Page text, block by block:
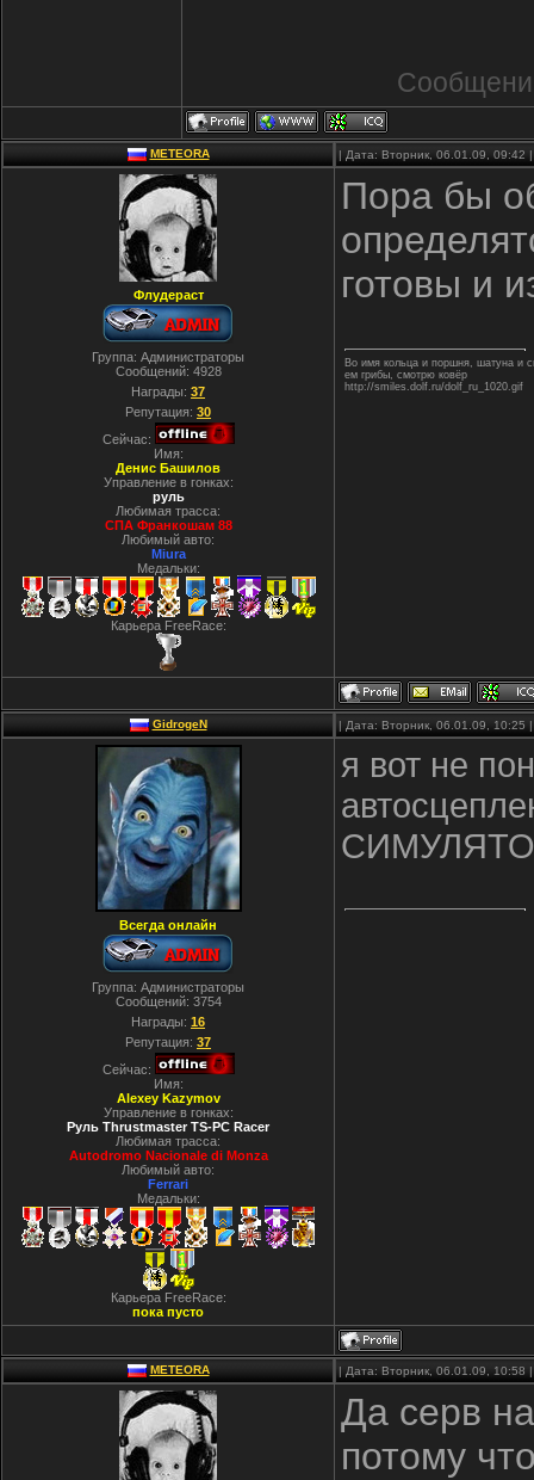
METEORA | Дата: Вторник, 06.01.09,
Флудераст
Группа: Администраторы
Сообщений: 4928
Награды: 37
Репутация: 30
Сейчас:
Имя:
Денис Башилов
Управление в гонках:
руль
Любимая трасса:
СПА Франкошам 88
Любимый авто:
Miura
Медальки:
Карьера FreeRace:
Пора бы
готовы и
Во имя кольца и поршня, шатуна и
ем грибы, смотрю ковёр
http://smiles.dolf.ru/dolf_ru_1020.gif
GidrogeN | Дата: Вторник, 06.01.09,
Всегда онлайн
Группа: Администраторы
Сообщений: 3754
Награды: 16
Репутация: 37
Сейчас:
Имя:
Alexey Kazymov
Управление в гонках:
Руль Thrustmaster TS-PC Racer
Любимая трасса:
Autodromo Nacionale di Monza
Любимый авто:
Ferrari
Медальки:
Карьера FreeRace:
пока пусто
я вот не
METEORA | Дата: Вторник, 06.01.09,
Да серв
потому